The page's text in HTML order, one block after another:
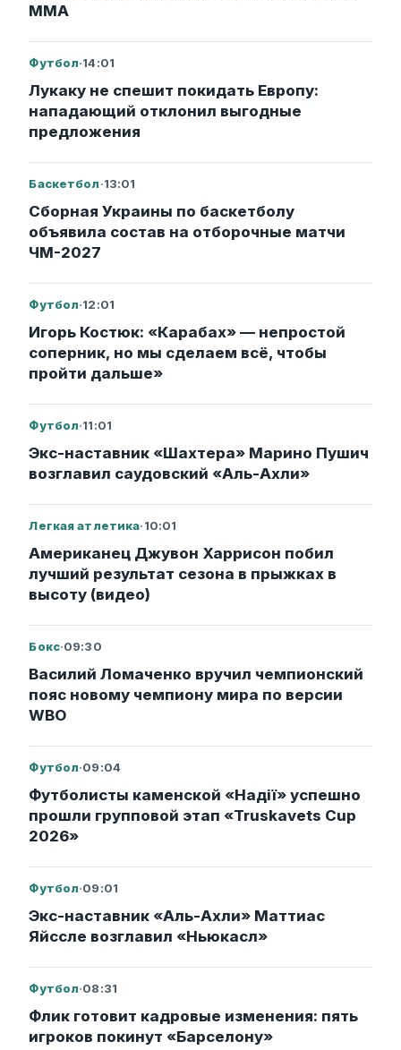
ММА
Футбол·14:01
Лукаку не спешит покидать Европу:
нападающий отклонил выгодные
предложения
Баскетбол·13:01
Сборная Украины по баскетболу
объявила состав на отборочные матчи
ЧМ-2027
Футбол·12:01
Игорь Костюк: «Карабах» — непростой
соперник, но мы сделаем всё, чтобы
пройти дальше»
Футбол·11:01
Экс-наставник «Шахтера» Марино Пушич
возглавил саудовский «Аль-Ахли»
Легкая атлетика·10:01
Американец Джувон Харрисон побил
лучший результат сезона в прыжках в
высоту (видео)
Бокс·09:30
Василий Ломаченко вручил чемпионский
пояс новому чемпиону мира по версии
WBO
Футбол·09:04
Футболисты каменской «Надії» успешно
прошли групповой этап «Truskavets Cup
2026»
Футбол·09:01
Экс-наставник «Аль-Ахли» Маттиас
Яйссле возглавил «Ньюкасл»
Футбол·08:31
Флик готовит кадровые изменения: пять
игроков покинут «Барселону»